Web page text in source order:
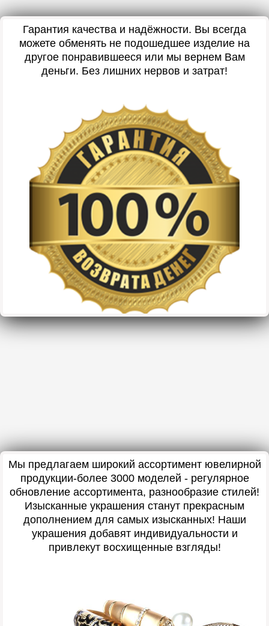
Гарантия качества и надёжности. Вы всегда
можете обменять не подошедшее изделие на
другое понравившееся или мы вернем Вам
деньги. Без лишних нервов и затрат!
Мы предлагаем широкий ассортимент ювелирной
продукции-более 3000 моделей - регулярное
обновление ассортимента, разнообразие стилей!
Изысканные украшения станут прекрасным
дополнением для самых изысканных! Наши
украшения добавят индивидуальности и
привлекут восхищенные взгляды!